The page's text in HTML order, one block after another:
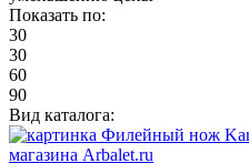
Показать по:
30
30
60
90
Вид каталога: